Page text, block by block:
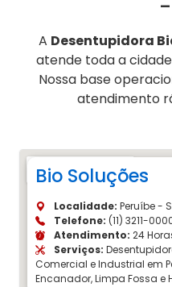
A Desentupidora
atende toda a
Nossa base
atendimento
Bio Soluções
Localidade: Peruíbe -
Telefone: (11) 3211-
Atendimento: 24
Serviços:
Comercial e Industrial em
Encanador, Limpa Fossa e